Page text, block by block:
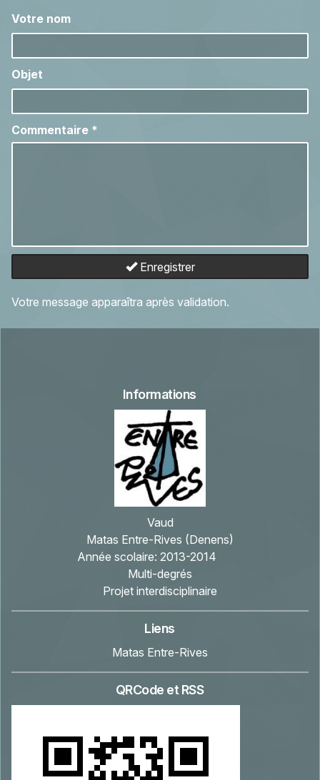
Votre nom
Objet
Commentaire *
Enregistrer
Votre message apparaîtra après validation.
Informations
Vaud
Matas Entre-Rives (Denens)
Année scolaire: 2013-2014
Multi-degrés
Projet interdisciplinaire
Liens
Matas Entre-Rives
QRCode et RSS